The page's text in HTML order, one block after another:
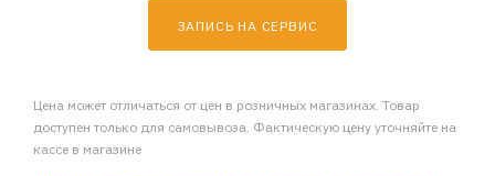
ЗАПИСЬ НА СЕРВИС
Цена может отличаться от цен в розничных магазинах. Товар
доступен только для самовывоза. Фактическую цену уточняйте на
кассе в магазине